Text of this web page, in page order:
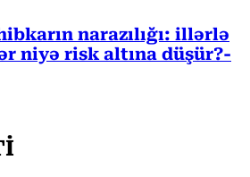
narazılığı: illərlə
niyə risk altına düşür?-